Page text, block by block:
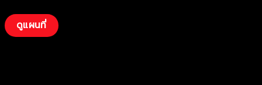
ดูแผนที่